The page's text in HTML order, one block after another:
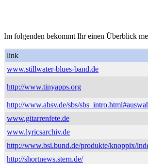
Im folgenden bekommt Ihr einen Überblick
link
www.stillwater-blues-band.de
http://www.tinyapps.org
http://www.absv.de/sbs/
www.gitarrenfete.de
www.lyricsarchiv.de
http://www.bsi.bund.de/produkte/knoppix/
http://shortnews.stern.de/